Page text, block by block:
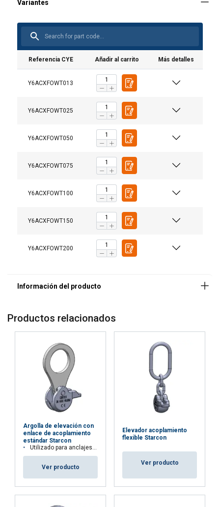
Referencia CYE Añadir al carrito Más detalles
Y6ACXFOWT013
Y6ACXFOWT025
Y6ACXFOWT050
Y6ACXFOWT075
Y6ACXFOWT100
Y6ACXFOWT150
Y6ACXFOWT200
Aplicaciones:
Información técnica:
Marcado:
Acabado:
Productos relacionados
Argolla de elevación con
enlace de acoplamiento
estándar Starcon
Utilizado para anclajes esféricos Starcon.
Ver producto
Elevador acoplamiento
flexible Starcon
Ver producto